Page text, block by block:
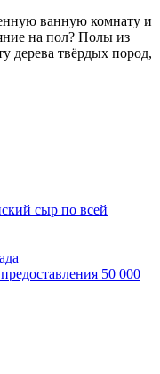
ванную комнату и
на пол? Полы из
дерева твёрдых пород,
сыр по всей
50 000